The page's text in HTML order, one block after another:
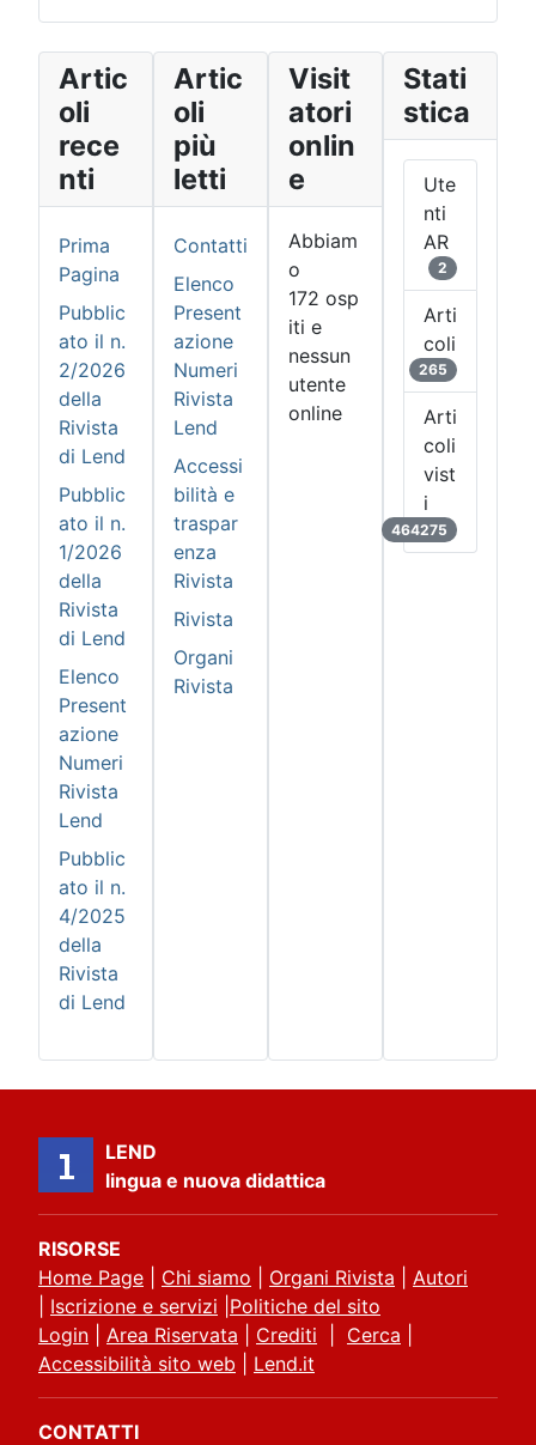
Artic
oli
rece
nti
Prima
Pagina
Pubblic
ato il n.
2/2026
della
Rivista
di Lend
Pubblic
ato il n.
1/2026
della
Rivista
di Lend
Elenco
Present
azione
Numeri
Rivista
Lend
Pubblic
ato il n.
4/2025
della
Rivista
di Lend
Artic
oli
più
letti
Contatti
Elenco
Present
azione
Numeri
Rivista
Lend
Accessi
bilità e
traspar
enza
Rivista
Rivista
Organi
Rivista
Visit
atori
onlin
e
Abbiam
o
172 osp
iti e
nessun
utente
online
Stati
stica
Ute
nti
AR
2
Arti
coli
265
Arti
coli
vist
i
464275
LEND
lingua e nuova didattica
RISORSE
Home Page
Chi siamo Organi Rivista
Autori
Iscrizione e servizi Politiche del sito
Login
Area Riservata Crediti Cerca
Accessibilità sito web
Lend.it
CONTATTI